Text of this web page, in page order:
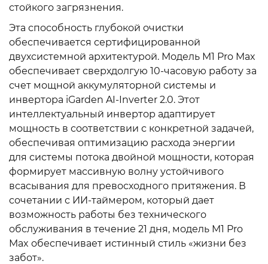
стойкого загрязнения.
Эта способность глубокой очистки
обеспечивается сертифицированной
двухсистемной архитектурой. Модель M1 Pro Max
обеспечивает сверхдолгую 10-часовую работу за
счет мощной аккумуляторной системы и
инвертора iGarden AI-Inverter 2.0. Этот
интеллектуальный инвертор адаптирует
мощность в соответствии с конкретной задачей,
обеспечивая оптимизацию расхода энергии
для системы потока двойной мощности, которая
формирует массивную волну устойчивого
всасывания для превосходного притяжения. В
сочетании с ИИ-таймером, который дает
возможность работы без технического
обслуживания в течение 21 дня, модель M1 Pro
Max обеспечивает истинный стиль «жизни без
забот».